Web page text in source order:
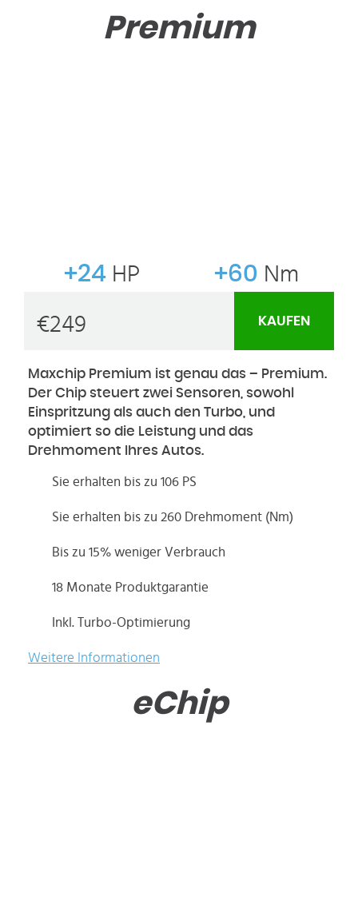
Premium
+24 HP +60 Nm
€249 KAUFEN
Maxchip Premium ist genau das – Premium.
Der Chip steuert zwei Sensoren, sowohl
Einspritzung als auch den Turbo, und
optimiert so die Leistung und das
Drehmoment Ihres Autos.
Sie erhalten bis zu 106 PS
Sie erhalten bis zu 260 Drehmoment (Nm)
Bis zu 15% weniger Verbrauch
18 Monate Produktgarantie
Inkl. Turbo-Optimierung
Weitere Informationen
eChip